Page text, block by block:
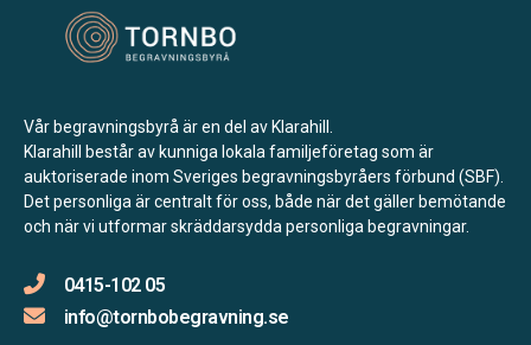
Vår begravningsbyrå är en del av Klarahill.
Klarahill består av kunniga lokala familjeföretag som är
auktoriserade inom Sveriges begravningsbyråers förbund (SBF).
Det personliga är centralt för oss, både när det gäller bemötande
och när vi utformar skräddarsydda personliga begravningar.
0415-102 05
info@tornbobegravning.se